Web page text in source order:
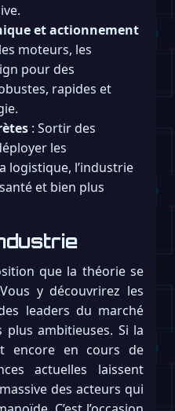
et actionnement
moteurs, les
pour des
rapides et
: Sortir des
les
logistique, l’industrie
et bien plus
que la théorie se
y découvrirez les
leaders du marché
ambitieuses. Si la
encore en cours de
actuelles laissent
des acteurs qui